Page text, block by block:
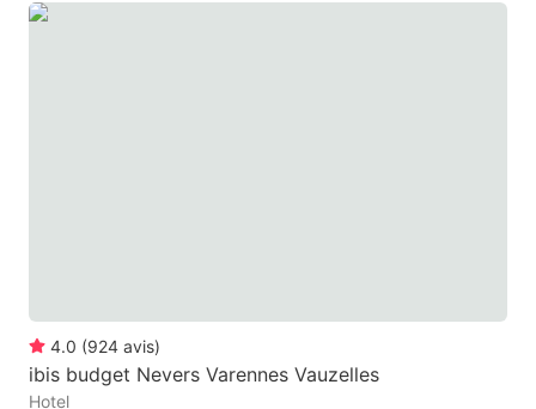
4.0 (924 avis)
ibis budget Nevers Varennes Vauzelles
Hotel